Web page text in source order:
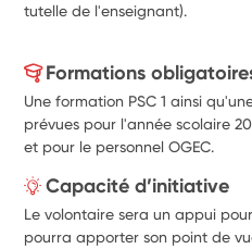
tutelle de l'enseignant).
Formations
Une formation PSC 1 ainsi
prévues pour l'année scolaire
et pour le personnel OGEC.
Capacité d’initiative
Le volontaire sera un appui
pourra apporter son point de